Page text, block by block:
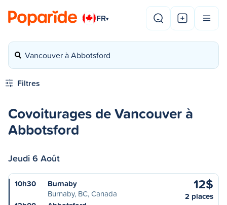
FR▾
Vancouver à Abbotsford
Filtres
Covoiturages de Vancouver à
Abbotsford
Jeudi 6 Août
10h30
Burnaby
Burnaby, BC, Canada
12$
2 places